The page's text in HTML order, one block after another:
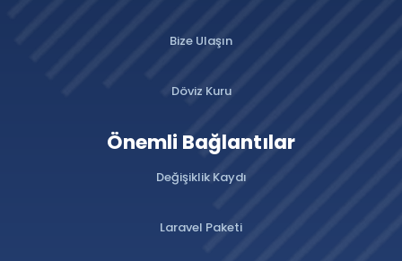
Bize Ulaşın
Döviz Kuru
Önemli Bağlantılar
Değişiklik Kaydı
Laravel Paketi